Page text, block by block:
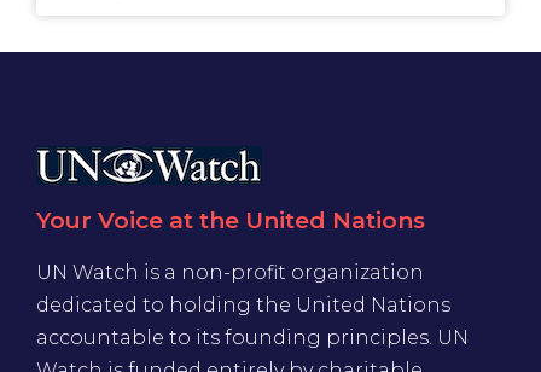
Your Voice at the United Nations
UN Watch is a non-profit organization
dedicated to holding the United Nations
accountable to its founding principles. UN